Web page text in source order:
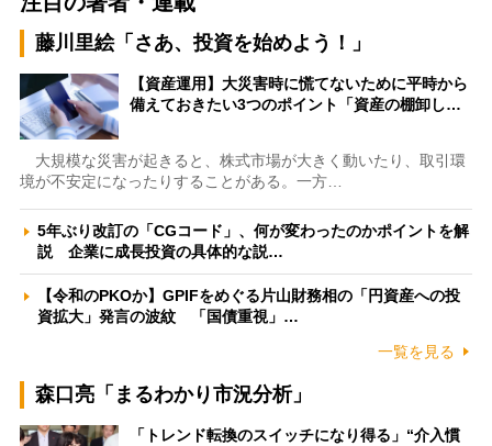
藤川里絵「さあ、投資を始めよう！」
【資産運用】大災害時に慌てないために平時から
備えておきたい3つのポイント「資産の棚卸し…
大規模な災害が起きると、株式市場が大きく動いたり、取引環
境が不安定になったりすることがある。一方…
5年ぶり改訂の「CGコード」、何が変わったのかポイントを解
説 企業に成長投資の具体的な説…
【令和のPKOか】GPIFをめぐる片山財務相の「円資産への投
資拡大」発言の波紋 「国債重視」…
一覧を見る
森口亮「まるわかり市況分析」
「トレンド転換のスイッチになり得る」“介入慣